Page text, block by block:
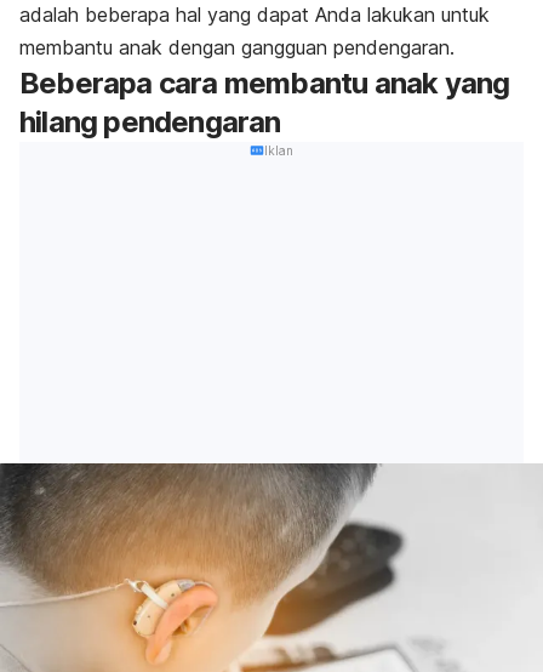
adalah beberapa hal yang dapat Anda lakukan untuk
membantu anak dengan gangguan pendengaran.
Beberapa cara membantu anak yang
hilang pendengaran
Iklan